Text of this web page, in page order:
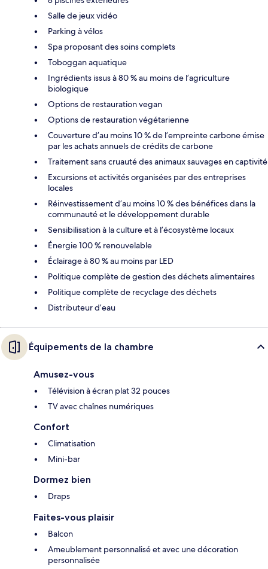
Salle de jeux vidéo
Parking à vélos
Spa proposant des soins complets
Toboggan aquatique
Ingrédients issus à 80 % au moins de l’agriculture
biologique
Options de restauration vegan
Options de restauration végétarienne
Couverture d’au moins 10 % de l’empreinte carbone émise
par les achats annuels de crédits de carbone
Traitement sans cruauté des animaux sauvages en captivité
Excursions et activités organisées par des entreprises
locales
Réinvestissement d’au moins 10 % des bénéfices dans la
communauté et le développement durable
Sensibilisation à la culture et à l’écosystème locaux
Énergie 100 % renouvelable
Éclairage à 80 % au moins par LED
Politique complète de gestion des déchets alimentaires
Politique complète de recyclage des déchets
Distributeur d’eau
Équipements de la chambre
Amusez-vous
Télévision à écran plat 32 pouces
TV avec chaînes numériques
Confort
Climatisation
Mini-bar
Dormez bien
Draps
Faites-vous plaisir
Balcon
Ameublement personnalisé et avec une décoration
personnalisée